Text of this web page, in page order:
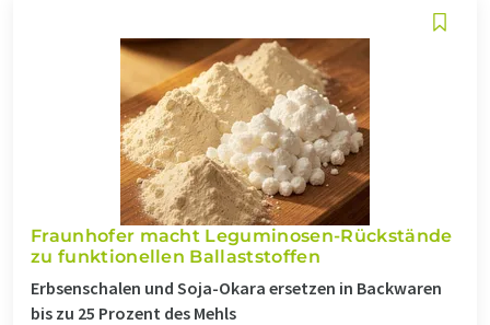
Fraunhofer macht Leguminosen-Rückstände
zu funktionellen Ballaststoffen
Erbsenschalen und Soja-Okara ersetzen in Backwaren
bis zu 25 Prozent des Mehls